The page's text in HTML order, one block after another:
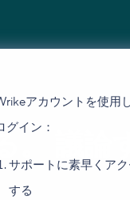
アカウントを使用
グイン：
サポートに素早くア
する
。 議論